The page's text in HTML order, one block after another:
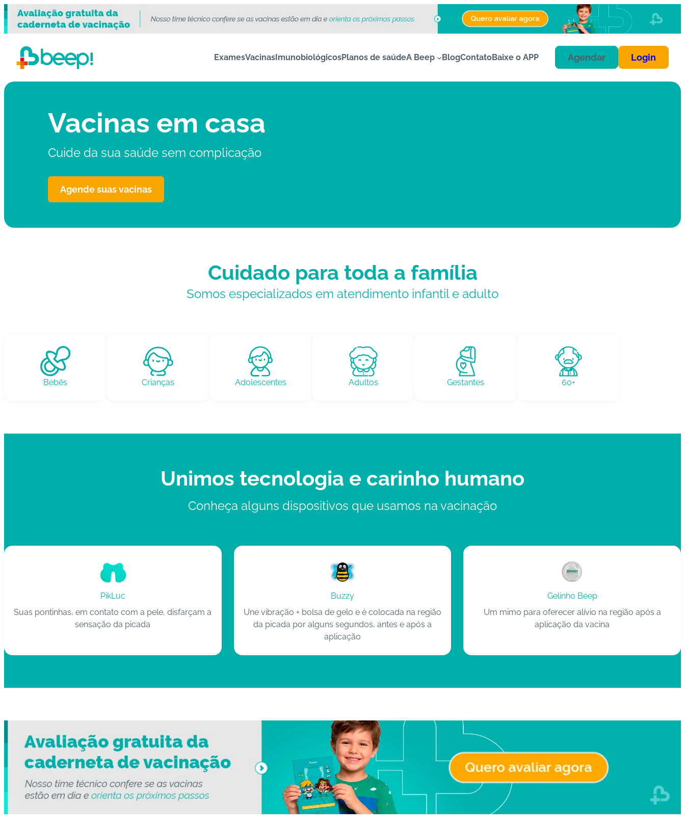
ExamesVacinasImunobiológicosPlanos de saúdeA Beep BlogContatoBaixe o APP Agendar Login
Vacinas em casa
Cuide da sua saúde sem complicação
Agende suas vacinas
Cuidado para toda a família
Somos especializados em atendimento infantil e adulto
Bebês Crianças Adolescentes Adultos Gestantes 60+
Unimos tecnologia e carinho humano
Conheça alguns dispositivos que usamos na vacinação
PikLuc
Suas pontinhas, em contato com a pele, disfarçam a
sensação da picada
Buzzy
Une vibração + bolsa de gelo e é colocada na região
da picada por alguns segundos, antes e após a
aplicação
Gelinho Beep
Um mimo para oferecer alívio na região após a
aplicação da vacina